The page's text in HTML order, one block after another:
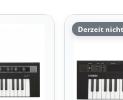
Derzeit